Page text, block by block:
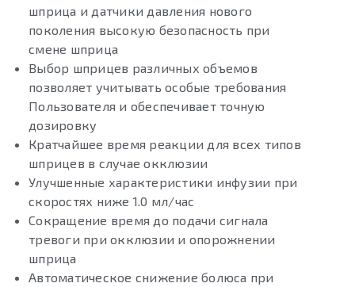
шприца и датчики давления нового
поколения высокую безопасность при
смене шприца
Выбор шприцев различных объемов
позволяет учитывать особые требования
Пользователя и обеспечивает точную
дозировку
Кратчайшее время реакции для всех типов
шприцев в случае окклюзии
Улучшенные характеристики инфузии при
скоростях ниже 1.0 мл/час
Сокращение время до подачи сигнала
тревоги при окклюзии и опорожнении
шприца
Автоматическое снижение болюса при